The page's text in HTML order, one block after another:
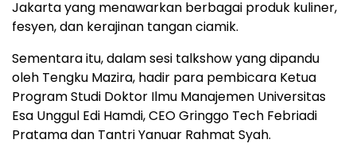
Jakarta yang menawarkan berbagai produk kuliner,
fesyen, dan kerajinan tangan ciamik.
Sementara itu, dalam sesi talkshow yang dipandu
oleh Tengku Mazira, hadir para pembicara Ketua
Program Studi Doktor Ilmu Manajemen Universitas
Esa Unggul Edi Hamdi, CEO Gringgo Tech Febriadi
Pratama dan Tantri Yanuar Rahmat Syah.